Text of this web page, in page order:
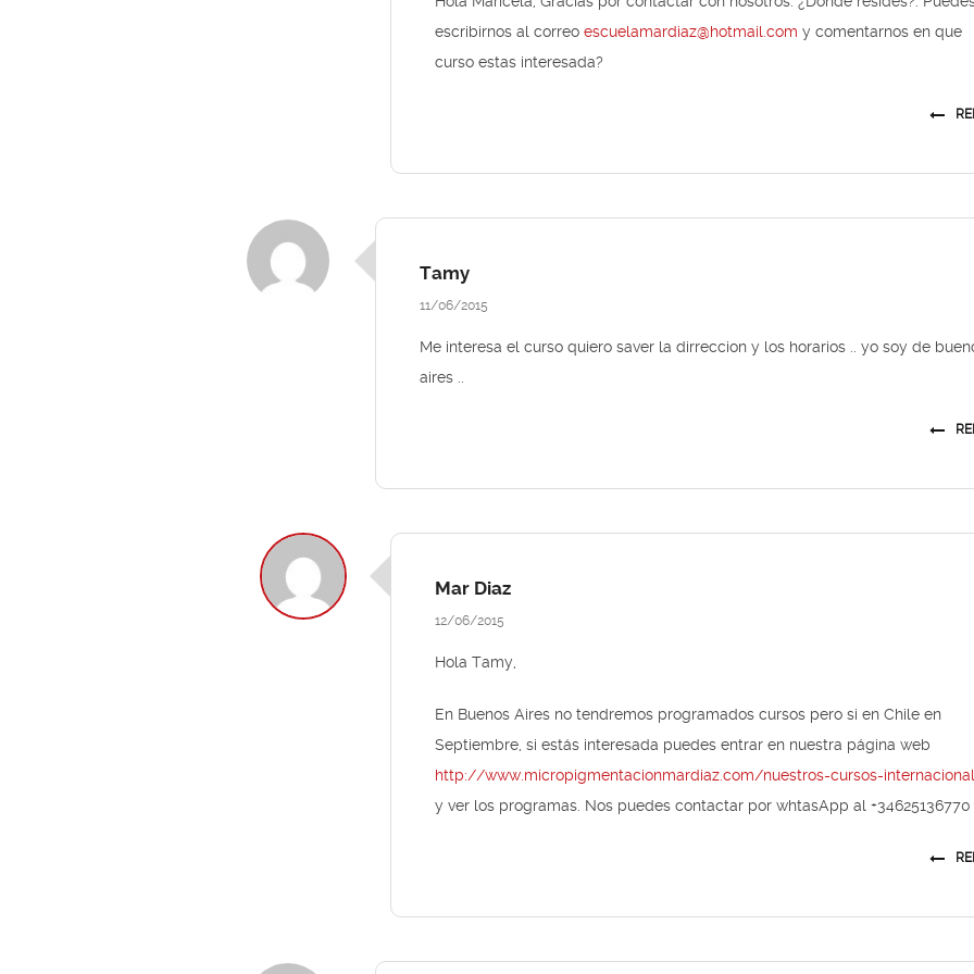
escribirnos al correo escuelamardiaz@hotmail.com y comentarnos en que
curso estas interesada?
Tamy
11/06/2015
Me interesa el curso quiero saver la dirreccion y los horarios .. yo soy de
aires ..
Mar Diaz
12/06/2015
Hola Tamy,
En Buenos Aires no tendremos programados cursos pero si en Chile en
Septiembre, si estás interesada puedes entrar en nuestra página web
http://www.micropigmentacionmardiaz.com/nuestros-cursos-
y ver los programas. Nos puedes contactar por whtasApp al +34625136770